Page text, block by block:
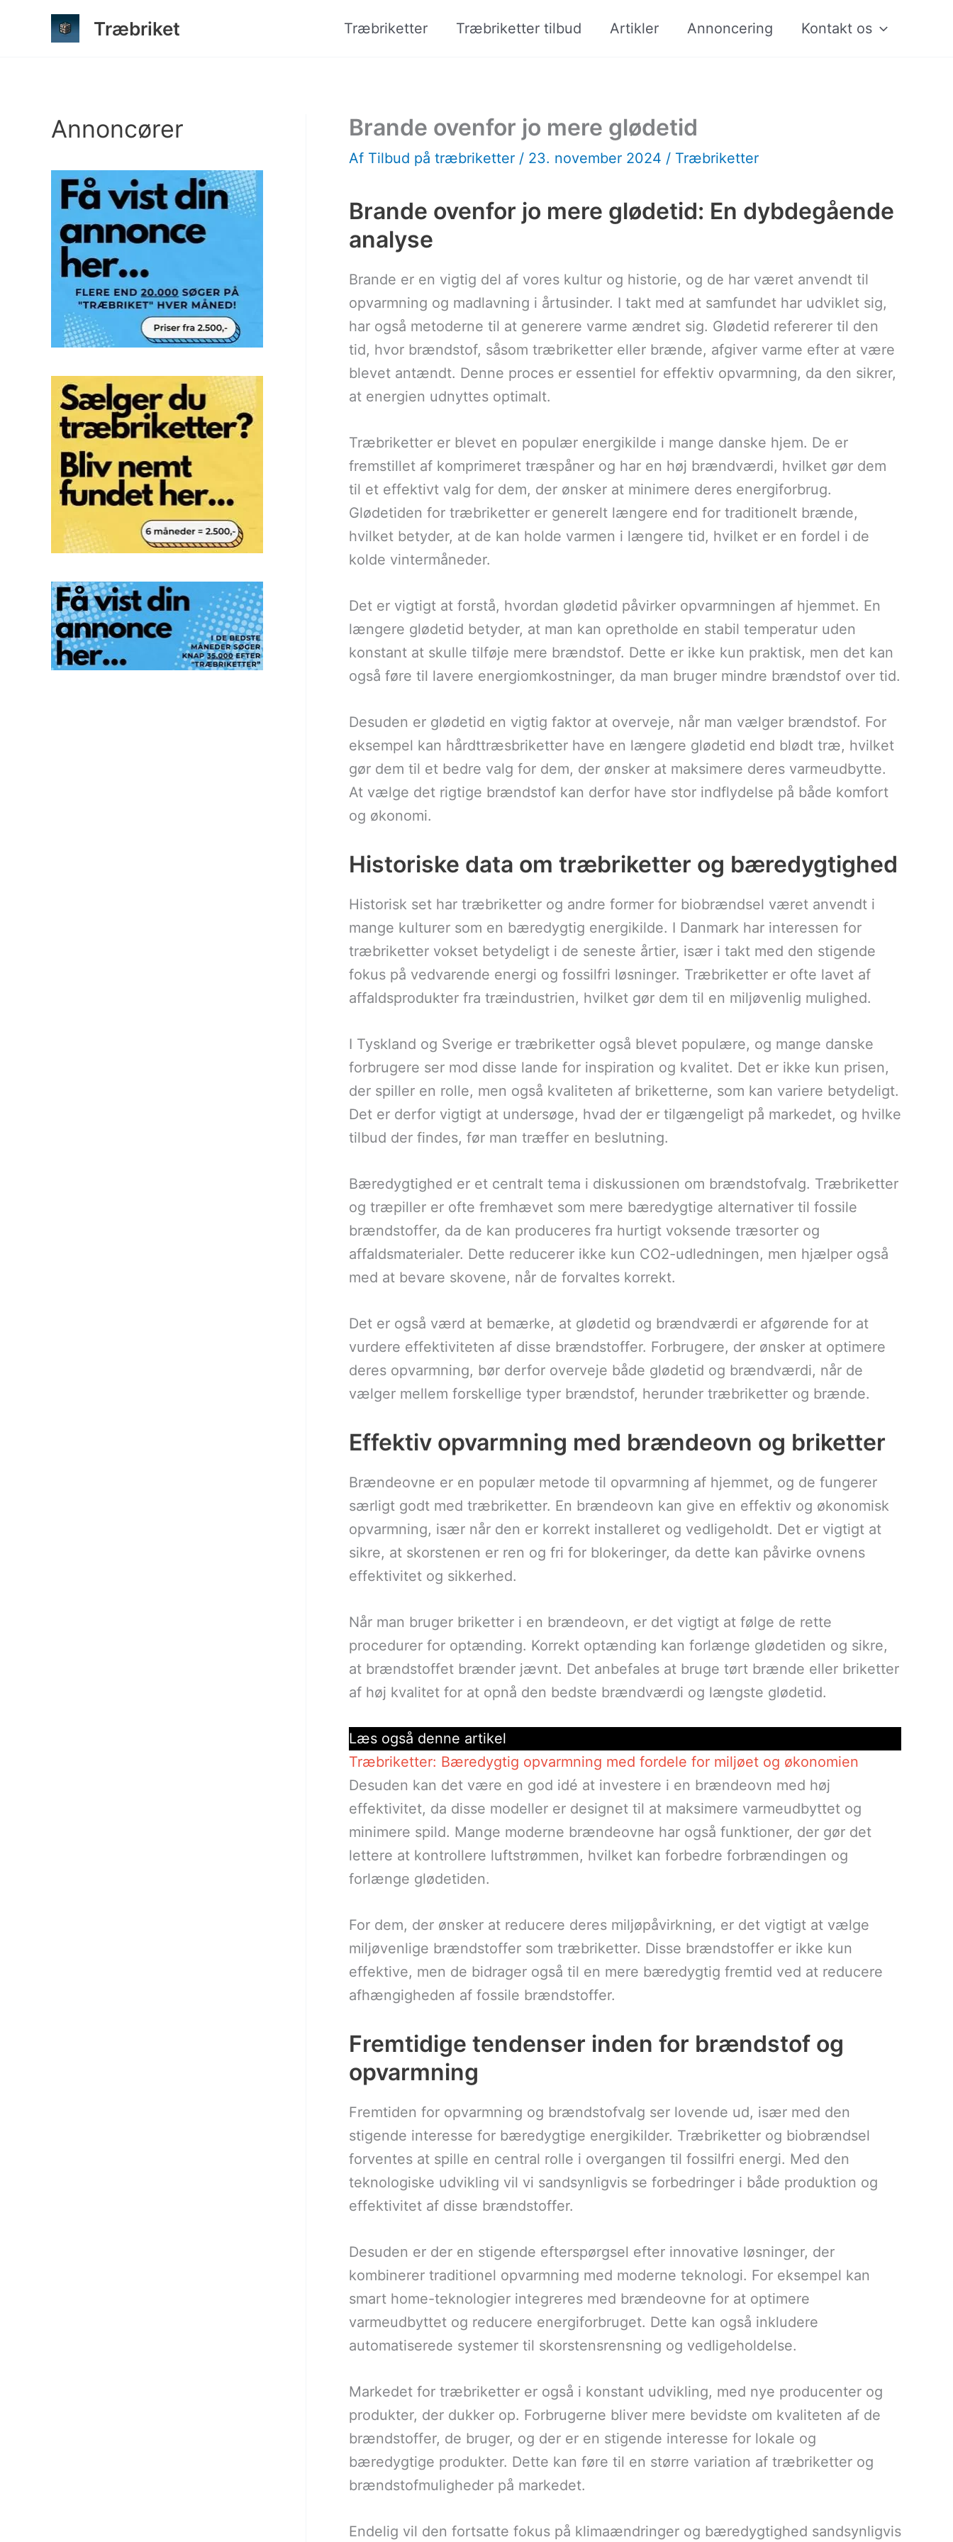
Træbriket Træbriketter Træbriketter tilbud Artikler Annoncering Kontakt os
Annoncører Brande ovenfor jo mere glødetid
Af Tilbud på træbriketter / 23. november 2024 / Træbriketter
Brande ovenfor jo mere glødetid: En dybdegående
analyse
Brande er en vigtig del af vores kultur og historie, og de har været anvendt til
opvarmning og madlavning i årtusinder. I takt med at samfundet har udviklet sig,
har også metoderne til at generere varme ændret sig. Glødetid refererer til den
tid, hvor brændstof, såsom træbriketter eller brænde, afgiver varme efter at være
blevet antændt. Denne proces er essentiel for effektiv opvarmning, da den sikrer,
at energien udnyttes optimalt.
Træbriketter er blevet en populær energikilde i mange danske hjem. De er
fremstillet af komprimeret træspåner og har en høj brændværdi, hvilket gør dem
til et effektivt valg for dem, der ønsker at minimere deres energiforbrug.
Glødetiden for træbriketter er generelt længere end for traditionelt brænde,
hvilket betyder, at de kan holde varmen i længere tid, hvilket er en fordel i de
kolde vintermåneder.
Det er vigtigt at forstå, hvordan glødetid påvirker opvarmningen af hjemmet. En
længere glødetid betyder, at man kan opretholde en stabil temperatur uden
konstant at skulle tilføje mere brændstof. Dette er ikke kun praktisk, men det kan
også føre til lavere energiomkostninger, da man bruger mindre brændstof over tid.
Desuden er glødetid en vigtig faktor at overveje, når man vælger brændstof. For
eksempel kan hårdttræsbriketter have en længere glødetid end blødt træ, hvilket
gør dem til et bedre valg for dem, der ønsker at maksimere deres varmeudbytte.
At vælge det rigtige brændstof kan derfor have stor indflydelse på både komfort
og økonomi.
Historiske data om træbriketter og bæredygtighed
Historisk set har træbriketter og andre former for biobrændsel været anvendt i
mange kulturer som en bæredygtig energikilde. I Danmark har interessen for
træbriketter vokset betydeligt i de seneste årtier, især i takt med den stigende
fokus på vedvarende energi og fossilfri løsninger. Træbriketter er ofte lavet af
affaldsprodukter fra træindustrien, hvilket gør dem til en miljøvenlig mulighed.
I Tyskland og Sverige er træbriketter også blevet populære, og mange danske
forbrugere ser mod disse lande for inspiration og kvalitet. Det er ikke kun prisen,
der spiller en rolle, men også kvaliteten af briketterne, som kan variere betydeligt.
Det er derfor vigtigt at undersøge, hvad der er tilgængeligt på markedet, og hvilke
tilbud der findes, før man træffer en beslutning.
Bæredygtighed er et centralt tema i diskussionen om brændstofvalg. Træbriketter
og træpiller er ofte fremhævet som mere bæredygtige alternativer til fossile
brændstoffer, da de kan produceres fra hurtigt voksende træsorter og
affaldsmaterialer. Dette reducerer ikke kun CO2-udledningen, men hjælper også
med at bevare skovene, når de forvaltes korrekt.
Det er også værd at bemærke, at glødetid og brændværdi er afgørende for at
vurdere effektiviteten af disse brændstoffer. Forbrugere, der ønsker at optimere
deres opvarmning, bør derfor overveje både glødetid og brændværdi, når de
vælger mellem forskellige typer brændstof, herunder træbriketter og brænde.
Effektiv opvarmning med brændeovn og briketter
Brændeovne er en populær metode til opvarmning af hjemmet, og de fungerer
særligt godt med træbriketter. En brændeovn kan give en effektiv og økonomisk
opvarmning, især når den er korrekt installeret og vedligeholdt. Det er vigtigt at
sikre, at skorstenen er ren og fri for blokeringer, da dette kan påvirke ovnens
effektivitet og sikkerhed.
Når man bruger briketter i en brændeovn, er det vigtigt at følge de rette
procedurer for optænding. Korrekt optænding kan forlænge glødetiden og sikre,
at brændstoffet brænder jævnt. Det anbefales at bruge tørt brænde eller briketter
af høj kvalitet for at opnå den bedste brændværdi og længste glødetid.
Læs også denne artikel
Træbriketter: Bæredygtig opvarmning med fordele for miljøet og økonomien
Desuden kan det være en god idé at investere i en brændeovn med høj
effektivitet, da disse modeller er designet til at maksimere varmeudbyttet og
minimere spild. Mange moderne brændeovne har også funktioner, der gør det
lettere at kontrollere luftstrømmen, hvilket kan forbedre forbrændingen og
forlænge glødetiden.
For dem, der ønsker at reducere deres miljøpåvirkning, er det vigtigt at vælge
miljøvenlige brændstoffer som træbriketter. Disse brændstoffer er ikke kun
effektive, men de bidrager også til en mere bæredygtig fremtid ved at reducere
afhængigheden af fossile brændstoffer.
Fremtidige tendenser inden for brændstof og
opvarmning
Fremtiden for opvarmning og brændstofvalg ser lovende ud, især med den
stigende interesse for bæredygtige energikilder. Træbriketter og biobrændsel
forventes at spille en central rolle i overgangen til fossilfri energi. Med den
teknologiske udvikling vil vi sandsynligvis se forbedringer i både produktion og
effektivitet af disse brændstoffer.
Desuden er der en stigende efterspørgsel efter innovative løsninger, der
kombinerer traditionel opvarmning med moderne teknologi. For eksempel kan
smart home-teknologier integreres med brændeovne for at optimere
varmeudbyttet og reducere energiforbruget. Dette kan også inkludere
automatiserede systemer til skorstensrensning og vedligeholdelse.
Markedet for træbriketter er også i konstant udvikling, med nye producenter og
produkter, der dukker op. Forbrugerne bliver mere bevidste om kvaliteten af de
brændstoffer, de bruger, og der er en stigende interesse for lokale og
bæredygtige produkter. Dette kan føre til en større variation af træbriketter og
brændstofmuligheder på markedet.
Endelig vil den fortsatte fokus på klimaændringer og bæredygtighed sandsynligvis